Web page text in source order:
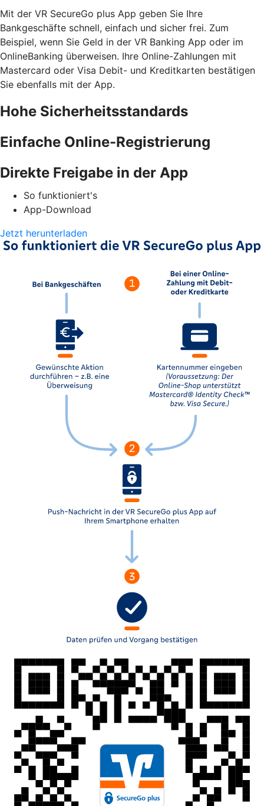
Mit der VR SecureGo plus App geben Sie Ihre
Bankgeschäfte schnell, einfach und sicher frei. Zum
Beispiel, wenn Sie Geld in der VR Banking App oder im
OnlineBanking überweisen. Ihre Online-Zahlungen mit
Mastercard oder Visa Debit- und Kreditkarten bestätigen
Sie ebenfalls mit der App.
Hohe Sicherheitsstandards
Einfache Online-Registrierung
Direkte Freigabe in der App
So funktioniert's
App-Download
Jetzt herunterladen